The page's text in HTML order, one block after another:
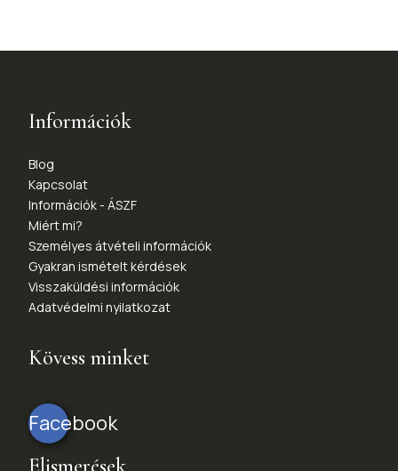
Információk
Blog
Kapcsolat
Információk - ÁSZF
Miért mi?
Személyes átvételi információk
Gyakran ismételt kérdések
Visszaküldési információk
Adatvédelmi nyilatkozat
Kövess minket
Facebook